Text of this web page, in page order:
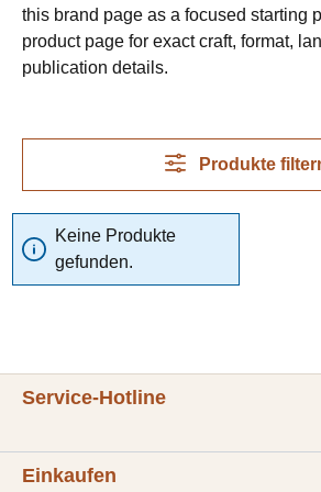
this brand page as a focused starting
product page for exact craft, format,
publication details.
Produkte
Keine Produkte
gefunden.
Service-Hotline
Einkaufen